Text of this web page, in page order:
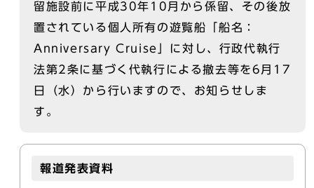
留施設前に平成30年10月から係留、その後放
置されている個人所有の遊覧船「船名：
Anniversary Cruise」に対し、行政代執行
法第2条に基づく代執行による撤去等を6月17
日（水）から行いますので、お知らせしま
す。
報道発表資料